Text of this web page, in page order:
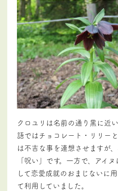
クロユリは名前の通り黒に近
語ではチョコレート・リリー
は不吉な事を連想させますが
「呪い」です。一方で、アイ
して恋愛成就のおまじないに
て利用していました。